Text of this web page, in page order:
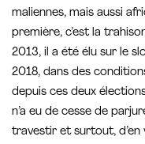
maliennes, mais aussi
première, c’est la
2013, il a été élu sur le
2018, dans des
depuis ces deux
n’a eu de cesse de
travestir et surtout,